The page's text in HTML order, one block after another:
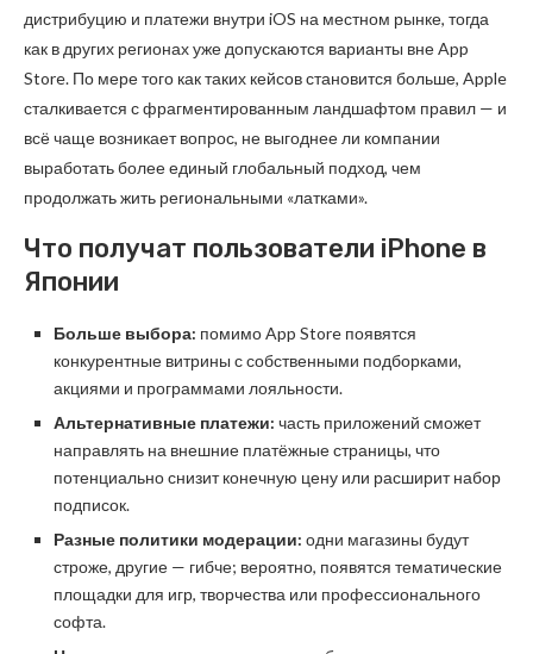
дистрибуцию и платежи внутри iOS на местном рынке, тогда
как в других регионах уже допускаются варианты вне App
Store. По мере того как таких кейсов становится больше, Apple
сталкивается с фрагментированным ландшафтом правил — и
всё чаще возникает вопрос, не выгоднее ли компании
выработать более единый глобальный подход, чем
продолжать жить региональными «латками».
Что получат пользователи iPhone в
Японии
Больше выбора: помимо App Store появятся
конкурентные витрины с собственными подборками,
акциями и программами лояльности.
Альтернативные платежи: часть приложений сможет
направлять на внешние платёжные страницы, что
потенциально снизит конечную цену или расширит набор
подписок.
Разные политики модерации: одни магазины будут
строже, другие — гибче; вероятно, появятся тематические
площадки для игр, творчества или профессионального
софта.